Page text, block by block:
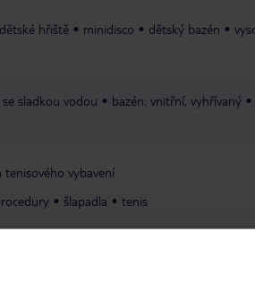
dětské hřiště minidisco dětský bazén
sladkou vodou bazén: vnitřní, vyhřívaný
tenisového vybavení
šlapadla tenis